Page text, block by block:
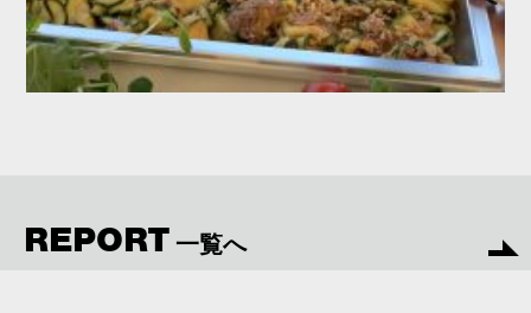
REPORT 一覧へ